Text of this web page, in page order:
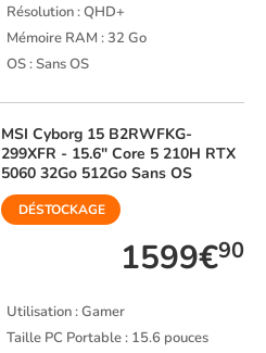
Résolution : QHD+
Mémoire RAM : 32 Go
OS : Sans OS
MSI Cyborg 15 B2RWFKG-
299XFR - 15.6" Core 5 210H RTX
5060 32Go 512Go Sans OS
DÉSTOCKAGE
1599€90
Utilisation : Gamer
Taille PC Portable : 15.6 pouces